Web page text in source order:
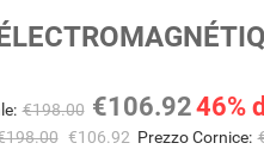
€198.00 €106.9246%
€106.92 Prezzo Cornice: